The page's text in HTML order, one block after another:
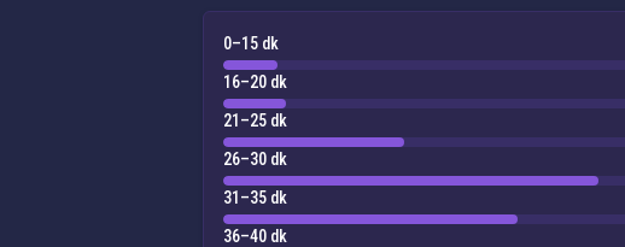
0–15 dk
16–20 dk
21–25 dk
26–30 dk
31–35 dk
36–40 dk